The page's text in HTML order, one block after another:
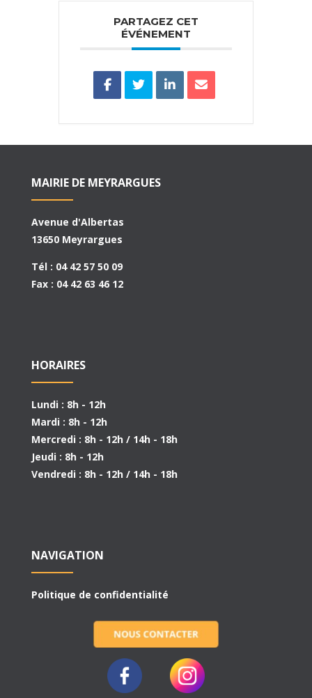
PARTAGEZ CET
ÉVÉNEMENT
MAIRIE DE MEYRARGUES
Avenue d'Albertas
13650 Meyrargues
Tél : 04 42 57 50 09
Fax : 04 42 63 46 12
HORAIRES
Lundi : 8h - 12h
Mardi : 8h - 12h
Mercredi : 8h - 12h / 14h - 18h
Jeudi : 8h - 12h
Vendredi : 8h - 12h / 14h - 18h
NAVIGATION
Politique de confidentialité